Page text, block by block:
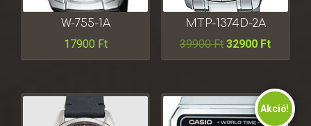
W-755-1A
17900 Ft
MTP-1374D-2A
39900Ft 32900 Ft
Akció!